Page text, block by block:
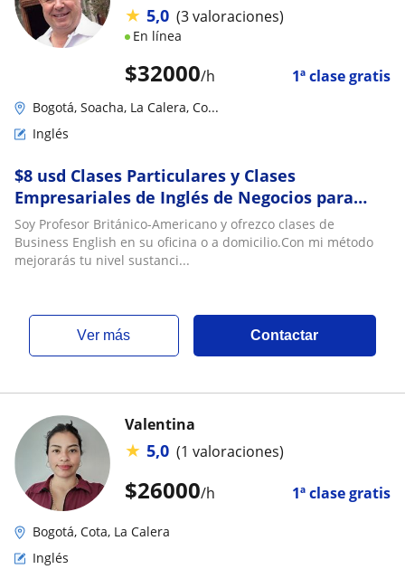
$32000/h 1ª clase gratis
★ 5,0 (3 valoraciones)
En línea
Bogotá, Soacha, La Calera, Co...
Inglés
$8 usd Clases Particulares y Clases
Empresariales de Inglés de Negocios para
Ejecutivos en Bogotá con Maestro Nativo USA
Soy Profesor Británico-Americano y ofrezco clases de
Business English en su oficina o a domicilio.Con mi método
mejorarás tu nivel sustanci...
ver más Contactar
$26000/h 1ª clase gratis
Valentina
★ 5,0 (1 valoraciones)
Bogotá, Cota, La Calera
Inglés